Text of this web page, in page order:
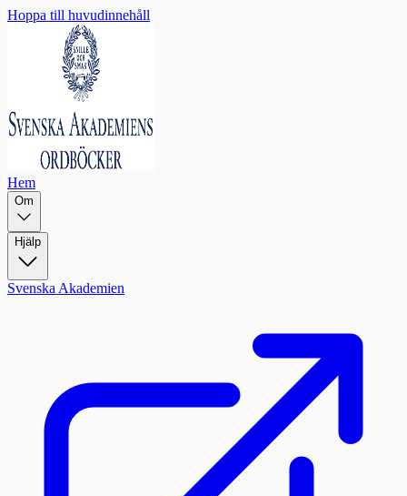
Hoppa till huvudinnehåll
Hem
Om
Hjälp
Svenska Akademien